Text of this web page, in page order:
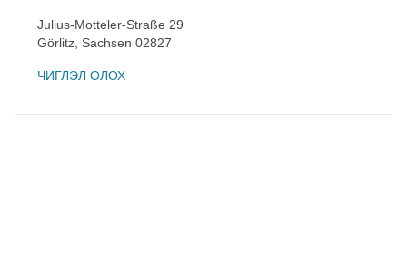
Julius-Motteler-Straße 29
Görlitz Sachsen 02827
ЧИГЛЭЛ ОЛОХ